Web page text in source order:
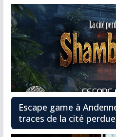
Escape game à
traces de la cité